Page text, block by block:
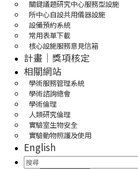
關鍵議題研究中心服務型設施
所中心自設共用儀器設施
設備預約系統
常用表單下載
核心設施服務意見信箱
計畫｜獎項核定
相關網站
學術服務管理系統
學術諮詢總會
學術倫理
人類研究倫理
實驗室生物安全
實驗動物照護及使用
English